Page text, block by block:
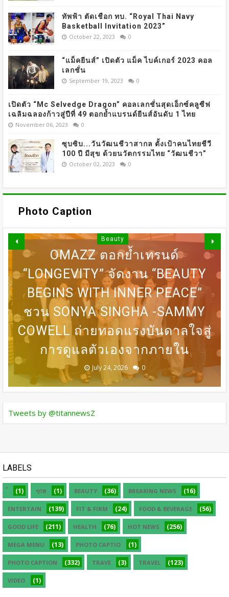
ทัพฟ้า ตัดเชือก ทบ. “Royal Thai Navy
Basketball Invitation 2023”
October 22, 2023 0
“แม็คยีนส์” เปิดตัว แม็ค ไบค์เกอร์ 2023 คอล
เลกชั่น
September 19, 2023 0
เปิดตัว “Mc Selvedge Dragon” คอลเลกชั่นสุดเอ็กซ์คลูซีฟ
เฉลิมฉลองก้าวสู่ปีที่ 49 ตอกย้ำแบรนด์ยีนส์อันดับ 1 ไทย
November 06, 2023 0
ซุบซิบ...วันวัฒนชีวาสากล ตั้งเป้าคนไทยชีวี
100 ปี มีสุข ด้วยนวัตกรรมไทย “วัฒนชีวา”
October 02, 2023 0
Photo Caption
BEDO เดินหน้าจัดกิจกรรมเจรจา
ธุรกิจ “BIO TRADE CONNECT
2026”
August 05, 2026
31 ก.ค เที่ยงตรง กดบัตรให้ทันนะ
เพื่อน โปรฯเสือคำราม 990บาท
ราคาเต็ม 1,800บาท
July 30, 2026 0
DERMASTER X MENTOR เปิดเวที
MASTERCLASS นานาชาติ​ แลก
เปลี่ยนองค์ความรู้ด้านศัลยกรรม
ความงาม
July 24, 2026 0
Beauty
OMAZZ ตอกย้ำเทรนด์
“LONGEVITY” จัดงาน “BEAUTY
BEGINS WITH INNER PEACE”
ชวน SONYA SINGHA -​SAMMY
COWELL ถ่ายทอดแรงบันดาลใจสู่
การดูแลตัวเองจากภายใน
July 24, 2026 0
DERMASTER เปิดเวทีแลกเปลี่ยน
ความเชี่ยวชาญด้านศัลยกรรม
ระดับนานาชาติ
July 24, 2026 0
Tweets by @titannewsZ
LABELS
(1) ๆกห (1) BEAUTY (36) BREAKING NEWS (16)
ENTERTAIN (139) FIT & FIRM (24) FOOD & BEVERAGE (56)
GOOD LIFE (211) HEALTH (76) HOT NEWS (256)
MEGA MENU (13) PHOTO CAPTIO (1)
PHOTO CAPTION (332) TRAVE (3) TRAVEL (123)
VIDEO (1)